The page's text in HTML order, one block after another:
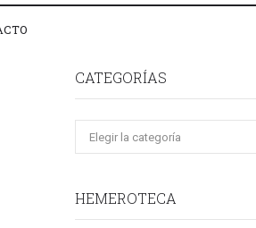
CATEGORÍAS
HEMEROTECA